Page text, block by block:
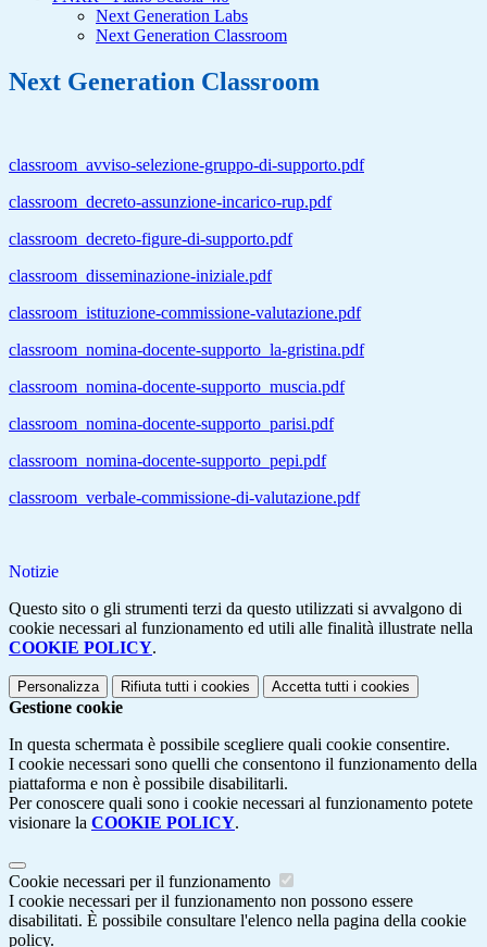
Next Generation Labs
Next Generation Classroom
Next Generation Classroom
classroom_avviso-selezione-gruppo-di-supporto.pdf
classroom_decreto-assunzione-incarico-rup.pdf
classroom_decreto-figure-di-supporto.pdf
classroom_disseminazione-iniziale.pdf
classroom_istituzione-commissione-valutazione.pdf
classroom_nomina-docente-supporto_la-gristina.pdf
classroom_nomina-docente-supporto_muscia.pdf
classroom_nomina-docente-supporto_parisi.pdf
classroom_nomina-docente-supporto_pepi.pdf
classroom_verbale-commissione-di-valutazione.pdf
Notizie
Questo sito o gli strumenti terzi da questo utilizzati si avvalgono di
cookie necessari al funzionamento ed utili alle finalità illustrate nella
COOKIE POLICY.
Personalizza Rifiuta tutti i cookies Accetta tutti i cookies
Gestione cookie
In questa schermata è possibile scegliere quali cookie consentire.
I cookie necessari sono quelli che consentono il funzionamento della
piattaforma e non è possibile disabilitarli.
Per conoscere quali sono i cookie necessari al funzionamento potete
visionare la COOKIE POLICY.
Cookie necessari per il funzionamento
I cookie necessari per il funzionamento non possono essere
disabilitati. È possibile consultare l'elenco nella pagina della cookie
policy.